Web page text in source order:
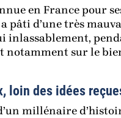
en France pour
pâti d’une très
inlassablement,
sur le
loin des idées
millénaire